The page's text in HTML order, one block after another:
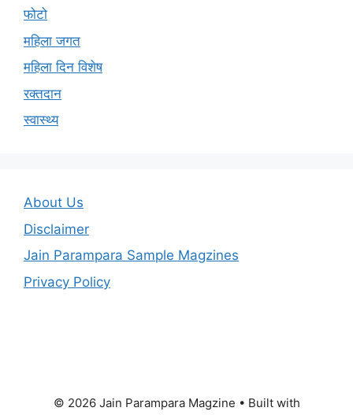
फोटो
महिला जगत
महिला दिन विशेष
रक्तदान
स्वास्थ्य
About Us
Disclaimer
Jain Parampara Sample Magzines
Privacy Policy
© 2026 Jain Parampara Magzine • Built with